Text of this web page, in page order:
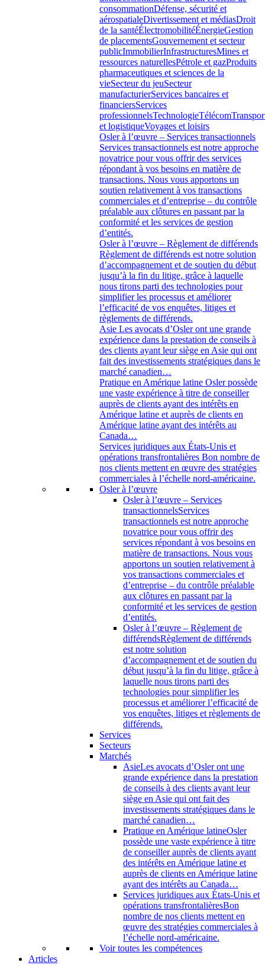
consommationDéfense, sécurité et
aérospatialeDivertissement et médiasDroit
de la santéÉlectromobilitéÉnergieGestion
de placementsGouvernement et secteur
publicImmobilierInfrastructuresMines et
ressources naturellesPétrole et gazProduits
pharmaceutiques et sciences de la
vieSecteur du jeuSecteur
manufacturierServices bancaires et
financiersServices
professionnelsTechnologieTélécom
et logistiqueVoyages et loisirs
Osler à l’œuvre – Services transactionnels
Services transactionnels est notre approche
novatrice pour vous offrir des services
répondant à vos besoins en matière de
transactions. Nous vous apportons un
soutien relativement à vos transactions
commerciales et d’entreprise – du contrôle
préalable aux clôtures en passant par la
conformité et les services de gestion
d’entités.
Osler à l’œuvre – Règlement de différends
Règlement de différends est notre solution
d’accompagnement et de soutien du début
jusqu’à la fin du litige, grâce à laquelle
nous tirons parti des technologies pour
simplifier les processus et améliorer
l’efficacité de vos enquêtes, litiges et
règlements de différends.
Asie Les avocats d’Osler ont une grande
expérience dans la prestation de conseils à
des clients ayant leur siège en Asie qui ont
fait des investissements stratégiques dans le
marché canadien…
Pratique en Amérique latine Osler possède
une vaste expérience à titre de conseiller
auprès de clients ayant des intérêts en
Amérique latine et auprès de clients en
Amérique latine ayant des intérêts au
Canada…
Services juridiques aux États-Unis et
opérations transfrontalières Bon nombre de
nos clients mettent en œuvre des stratégies
commerciales à l’échelle nord-américaine.
Osler à l’œuvre
Osler à l’œuvre – Services
transactionnelsServices
transactionnels est notre approche
novatrice pour vous offrir des
services répondant à vos besoins en
matière de transactions. Nous vous
apportons un soutien relativement à
vos transactions commerciales et
d’entreprise – du contrôle préalable
aux clôtures en passant par la
conformité et les services de gestion
d’entités.
Osler à l’œuvre – Règlement de
différendsRèglement de différends
est notre solution
d’accompagnement et de soutien du
début jusqu’à la fin du litige, grâce à
laquelle nous tirons parti des
technologies pour simplifier les
processus et améliorer l’efficacité de
vos enquêtes, litiges et règlements de
différends.
Services
Secteurs
Marchés
AsieLes avocats d’Osler ont une
grande expérience dans la prestation
de conseils à des clients ayant leur
siège en Asie qui ont fait des
investissements stratégiques dans le
marché canadien…
Pratique en Amérique latineOsler
possède une vaste expérience à titre
de conseiller auprès de clients ayant
des intérêts en Amérique latine et
auprès de clients en Amérique latine
ayant des intérêts au Canada…
Services juridiques aux États-Unis et
opérations transfrontalièresBon
nombre de nos clients mettent en
œuvre des stratégies commerciales à
l’échelle nord-américaine.
Voir toutes les compétences
Articles